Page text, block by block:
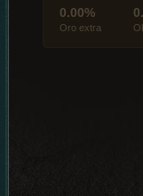
0.00%
Oro extra